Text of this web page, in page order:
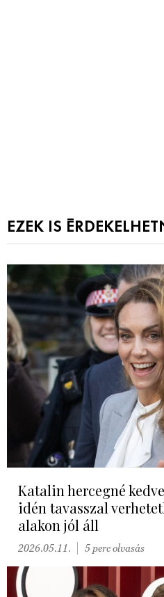
EZEK IS
Katalin hercegné
idén tavasszal
alakon jól áll
2026.05.11. 5 perc olvasás